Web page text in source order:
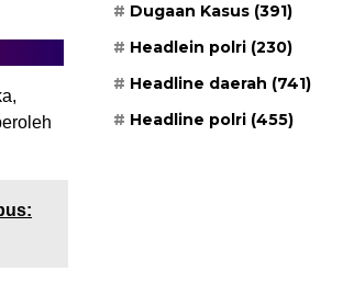
Dugaan Kasus (391)
Headlein polri (230)
Headline daerah (741)
Headline polri (455)